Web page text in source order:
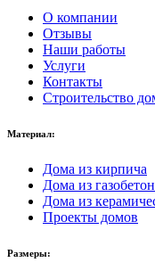
О компании
Отзывы
Наши работы
Услуги
Контакты
Строительство
Материал:
Дома из кирпича
Дома из
Дома из
Проекты домов
Размеры: